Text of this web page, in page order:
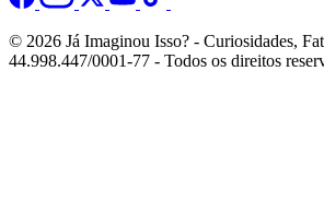
© 2026 Já Imaginou Isso? - Curiosidades,
44.998.447/0001-77 - Todos os direitos